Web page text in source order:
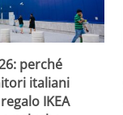
perché
italiani
IKEA